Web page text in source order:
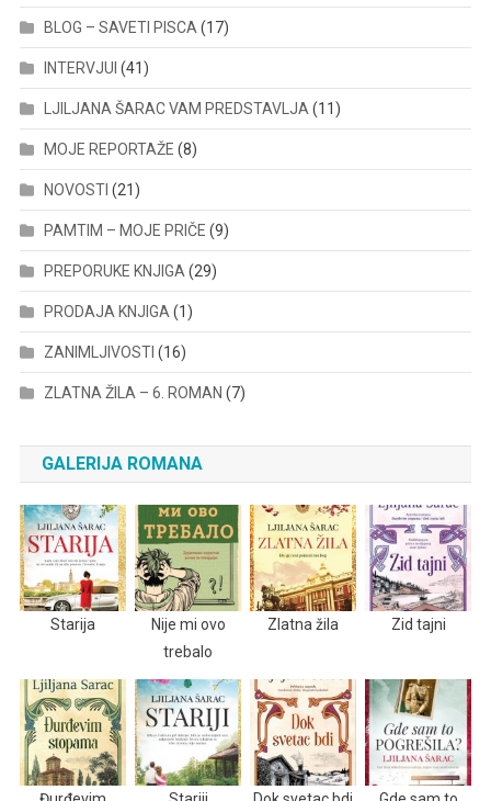
BLOG – SAVETI PISCA (17)
INTERVJUI (41)
LJILJANA ŠARAC VAM PREDSTAVLJA (11)
MOJE REPORTAŽE (8)
NOVOSTI (21)
PAMTIM – MOJE PRIČE (9)
PREPORUKE KNJIGA (29)
PRODAJA KNJIGA (1)
ZANIMLJIVOSTI (16)
ZLATNA ŽILA – 6. ROMAN (7)
GALERIJA ROMANA
Starija
Nije mi ovo
trebalo
Zlatna žila Zid tajni